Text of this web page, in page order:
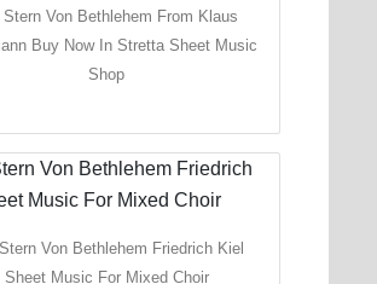
Stern Von Bethlehem From Klaus
Buy Now In Stretta Sheet Music
Shop
Von Bethlehem Friedrich Kiel
Sheet Music For Mixed Choir